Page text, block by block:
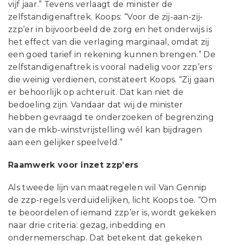
vijf jaar.” Tevens verlaagt de minister de
zelfstandigenaftrek. Koops: “Voor de zij-aan-zij-
zzp’er in bijvoorbeeld de zorg en het onderwijs is
het effect van die verlaging marginaal, omdat zij
een goed tarief in rekening kunnen brengen.” De
zelfstandigenaftrek is vooral nadelig voor zzp’ers
die weinig verdienen, constateert Koops. “Zij gaan
er behoorlijk op achteruit. Dat kan niet de
bedoeling zijn. Vandaar dat wij de minister
hebben gevraagd te onderzoeken of begrenzing
van de mkb-winstvrijstelling wél kan bijdragen
aan een gelijker speelveld.”
Raamwerk voor inzet zzp’ers
Als tweede lijn van maatregelen wil Van Gennip
de zzp-regels verduidelijken, licht Koops toe. “Om
te beoordelen of iemand zzp’er is, wordt gekeken
naar drie criteria: gezag, inbedding en
ondernemerschap. Dat betekent dat gekeken